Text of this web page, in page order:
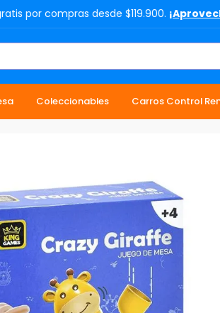
por compras desde $119.900.
Coleccionables Carros Control